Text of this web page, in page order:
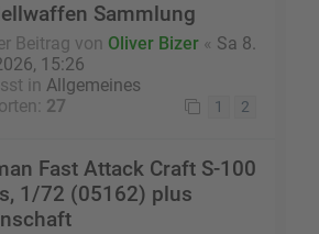
Sammlung
Beitrag von Oliver Bizer « Sa 8.
15:26
in Allgemeines
27 1 2
Fast Attack Craft S-100
1/72 (05162) plus